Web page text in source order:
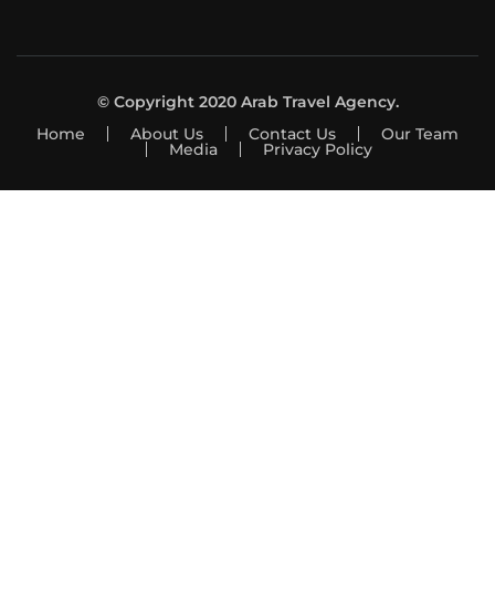
© Copyright 2020 Arab Travel Agency.
Home
About Us Contact Us Our Team
Media Privacy Policy